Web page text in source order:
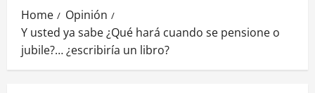
Home
Opinión
Y usted ya sabe ¿Qué hará cuando se pensione o
jubile?… ¿escribiría un libro?